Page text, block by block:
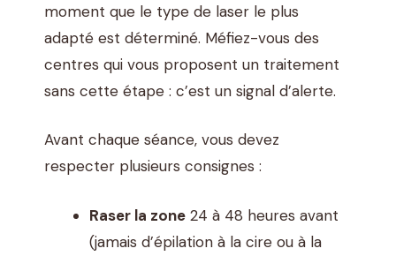
moment que le type de laser le plus
adapté est déterminé. Méfiez-vous des
centres qui vous proposent un traitement
sans cette étape : c’est un signal d’alerte.
Avant chaque séance, vous devez
respecter plusieurs consignes :
Raser la zone 24 à 48 heures avant
(jamais d’épilation à la cire ou à la